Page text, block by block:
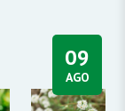
09
AGO